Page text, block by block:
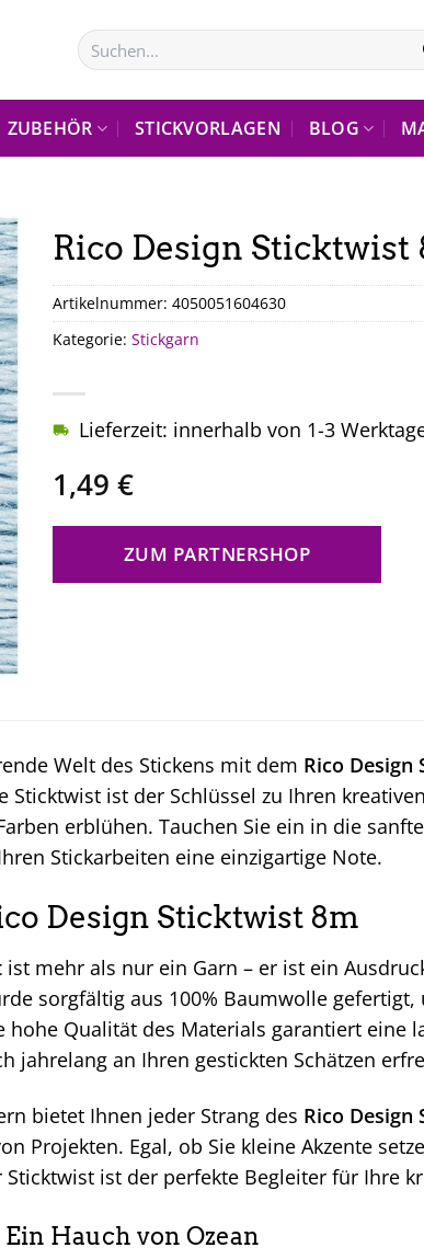
Suchen
nach:
ZUBEHÖR STICKVORLAGEN BLOG
Rico Design Sticktwist
1,49 €
Lieferzeit: innerhalb von 1-3
ZUM PARTNERSHOP
Artikelnummer: 4050051604630
Kategorie: Stickgarn
Welt des Stickens mit dem Rico Design
Sticktwist ist der Schlüssel zu Ihren
erblühen. Tauchen Sie ein in die
Stickarbeiten eine einzigartige Note.
Design Sticktwist 8m
ist mehr als nur ein Garn – er ist ein
sorgfältig aus 100% Baumwolle
hohe Qualität des Materials garantiert eine
jahrelang an Ihren gestickten Schätzen
bietet Ihnen jeder Strang des Rico Design
Projekten. Egal, ob Sie kleine Akzente
ist der perfekte Begleiter für Ihre
Ein Hauch von Ozean